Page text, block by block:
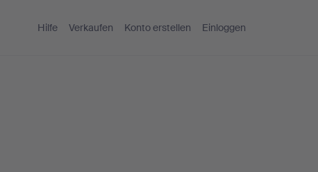
Hilfe Verkaufen Konto erstellen Einloggen